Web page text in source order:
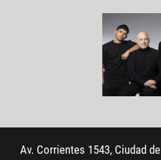
Av. Corrientes 1543, Ciudad de